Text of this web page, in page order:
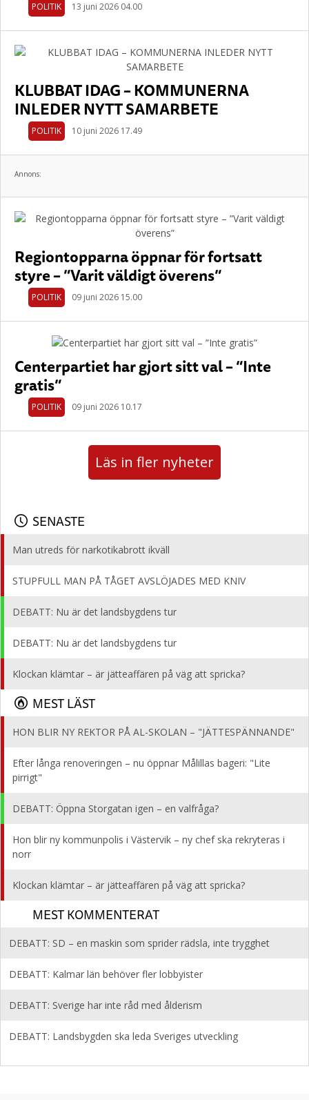
POLITIK 13 juni 2026 04.00
KLUBBAT IDAG – KOMMUNERNA
INLEDER NYTT SAMARBETE
POLITIK 10 juni 2026 17.49
Annons:
Regiontopparna öppnar för fortsatt
styre – ”Varit väldigt överens”
POLITIK 09 juni 2026 15.00
Centerpartiet har gjort sitt val – ”Inte
gratis”
POLITIK 09 juni 2026 10.17
Läs in fler nyheter
SENASTE
Man utreds för narkotikabrott ikväll
STUPFULL MAN PÅ TÅGET AVSLÖJADES MED KNIV
DEBATT: Nu är det landsbygdens tur
DEBATT: Nu är det landsbygdens tur
Klockan klämtar – är jätteaffären på väg att spricka?
MEST LÄST
HON BLIR NY REKTOR PÅ AL-SKOLAN – "JÄTTESPÄNNANDE"
Efter långa renoveringen – nu öppnar Målillas bageri: "Lite
pirrigt"
DEBATT: Öppna Storgatan igen – en valfråga?
Hon blir ny kommunpolis i Västervik – ny chef ska rekryteras i
norr
Klockan klämtar – är jätteaffären på väg att spricka?
MEST KOMMENTERAT
DEBATT: SD – en maskin som sprider rädsla, inte trygghet
DEBATT: Kalmar län behöver fler lobbyister
DEBATT: Sverige har inte råd med ålderism
DEBATT: Landsbygden ska leda Sveriges utveckling